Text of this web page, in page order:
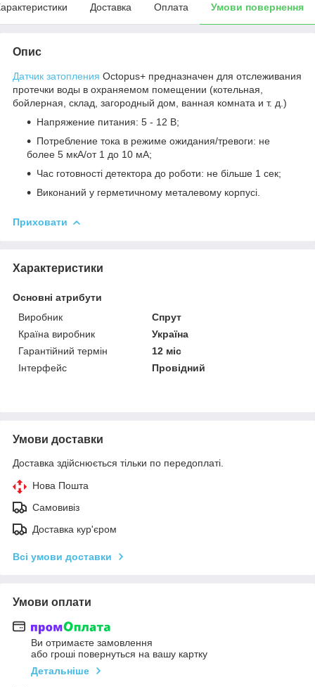
Доставка Оплата Умови повернення
Опис
Датчик затопления Octopus+ предназначен для отслеживания
протечки воды в охраняемом помещении (котельная,
бойлерная, склад, загородный дом, ванная комната и т. д.)
Напряжение питания: 5 - 12 В;
Потребление тока в режиме ожидания/тревоги: не
более 5 мкА/от 1 до 10 мА;
Час готовності детектора до роботи: не більше 1 сек;
Виконаний у герметичному металевому корпусі.
Приховати
Характеристики
Основні атрибути
Виробник
Спрут
Країна виробник
Україна
Гарантійний термін
12 міс
Інтерфейс
Провідний
Умови доставки
Доставка здійснюється тільки по передоплаті.
Нова Пошта
Самовивіз
Доставка кур'єром
Всі умови доставки
Умови оплати
Ви отримаєте замовлення
або гроші повернуться на вашу картку
Детальніше